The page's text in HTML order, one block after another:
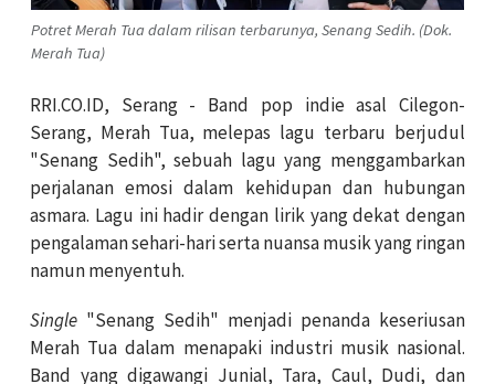
Potret Merah Tua dalam rilisan terbarunya, Senang Sedih. (Dok.
Merah Tua)
RRI.CO.ID, Serang - Band pop indie asal Cilegon-
Serang, Merah Tua, melepas lagu terbaru berjudul
"Senang Sedih", sebuah lagu yang menggambarkan
perjalanan emosi dalam kehidupan dan hubungan
asmara. Lagu ini hadir dengan lirik yang dekat dengan
pengalaman sehari-hari serta nuansa musik yang ringan
namun menyentuh.
Single "Senang Sedih" menjadi penanda keseriusan
Merah Tua dalam menapaki industri musik nasional.
Band yang digawangi Junial, Tara, Caul, Dudi, dan